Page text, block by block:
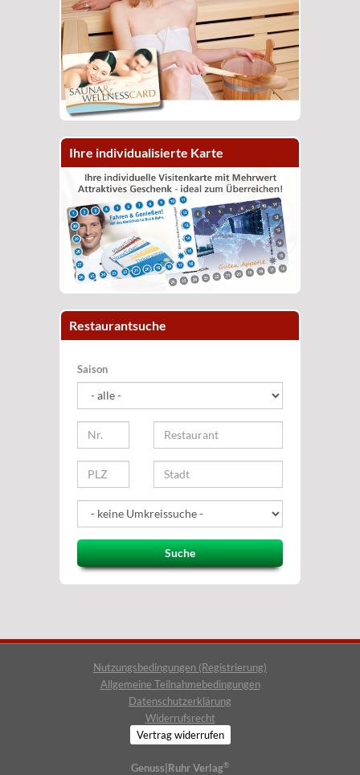
Ihre individualisierte Karte
Restaurantsuche
Saison
Suche
Nutzungsbedingungen (Registrierung)
Allgemeine Teilnahmebedingungen
Datenschutzerklärung
Widerrufsrecht
Vertrag widerrufen
Genuss|Ruhr Verlag®